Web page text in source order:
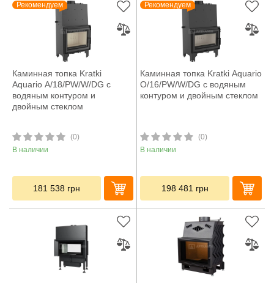
Рекомендуем
Каминная топка Kratki
Aquario A/18/PW/W/DG с
водяным контуром и
двойным стеклом
(0)
В наличии
181 538 грн
Рекомендуем
Каминная топка Kratki Aquario
O/16/PW/W/DG с водяным
контуром и двойным стеклом
(0)
В наличии
198 481 грн